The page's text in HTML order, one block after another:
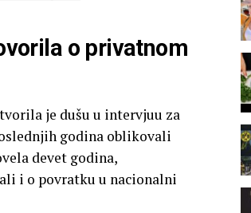
o privatnom
je dušu u intervjuu za
godina oblikovali
devet godina,
i o povratku u nacionalni